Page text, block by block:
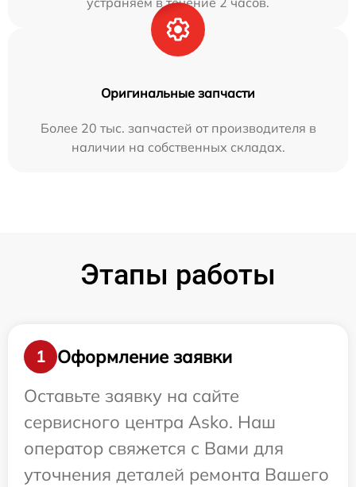
Оригинальные запчасти
Более 20 тыс. запчастей от производителя в
наличии на собственных складах.
Этапы работы
1
Оформление заявки
Оставьте заявку на сайте
сервисного центра Asko. Наш
оператор свяжется с Вами для
уточнения деталей ремонта Вашего